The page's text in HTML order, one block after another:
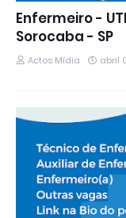
Enfermeiro -
Sorocaba - SP
Actos Mídia abril